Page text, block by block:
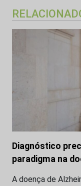
Diagnóstico
paradigma na
A doença de